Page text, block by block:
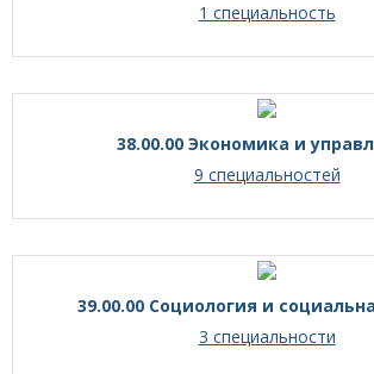
1 специальность
38.00.00 Экономика и
9 специальностей
39.00.00 Социология и
3 специальности